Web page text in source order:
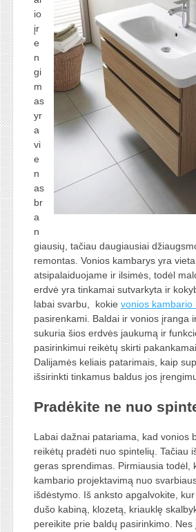
io
įr
e
n
gi
m
as
yr
a
vi
e
n
as
br
a
n
giausių, tačiau daugiausiai
remontas. Vonios kambarys yra
atsipalaiduojame ir ilsimės, todėl
erdvė yra tinkamai sutvarkyta ir
labai svarbu, kokie vonios kambario
pasirenkami. Baldai ir vonios įranga
sukuria šios erdvės jaukumą ir
pasirinkimui reikėtų skirti
Dalijamės keliais patarimais, kaip
išsirinkti tinkamus baldus jos
Pradėkite ne nuo
Labai dažnai patariama, kad vonios
reikėtų pradėti nuo spintelių. Tačiau
geras sprendimas. Pirmiausia todėl,
kambario projektavimą nuo
išdėstymo. Iš anksto apgalvokite,
dušo kabiną, klozetą, kriauklę
pereikite prie baldų pasirinkimo. Nes